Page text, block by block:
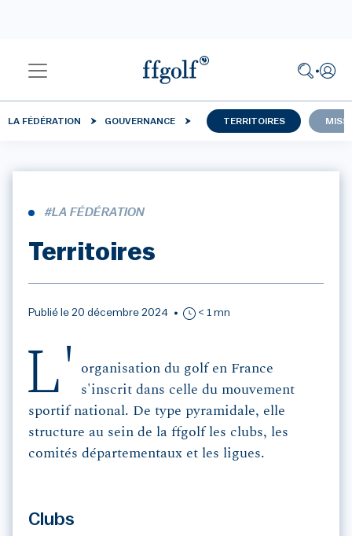
LA FÉDÉRATION GOUVERNANCE TERRITOIRES
#LA FÉDÉRATION
Territoires
Publié le 20 décembre 2024 < 1 mn
L'
organisation du golf en France
s'inscrit dans celle du mouvement
sportif national. De type pyramidale, elle
structure au sein de la ffgolf les clubs, les
comités départementaux et les ligues.
Clubs